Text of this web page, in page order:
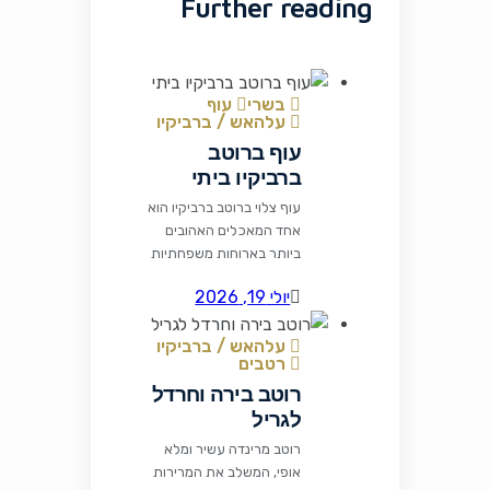
Further reading
בשרי
עוף
עלהאש / ברביקיו
עוף ברוטב
ברביקיו ביתי
עוף צלוי ברוטב ברביקיו הוא
אחד המאכלים האהובים
ביותר בארוחות משפחתיות
עוף עסיסי לרוטב מתקתק,
מעט חריף ועשיר בתבלינים
יוצר מנה מרשימה שקל
להכין ומענגת כל סועד.
רכיבים לרוטב הברביקיו 1
כף שמן זית או מרגרינה
2 שיני שום כתושות 1 כפית
אבקת צ'ילי 1/4 […]
יולי 19, 2026
עלהאש / ברביקיו
רטבים
רוטב בירה וחרדל
לגריל
רוטב מרינדה עשיר ומלא
אופי, המשלב את המרירות